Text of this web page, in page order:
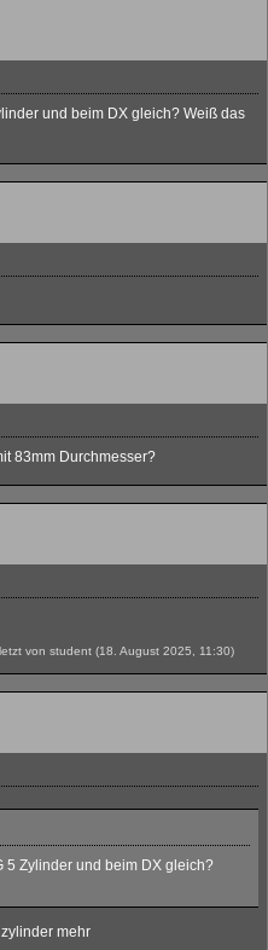
und beim DX gleich? Weiß das
83mm Durchmesser?
von student (18. August 2025, 11:30)
5 Zylinder und beim DX gleich?
mehr